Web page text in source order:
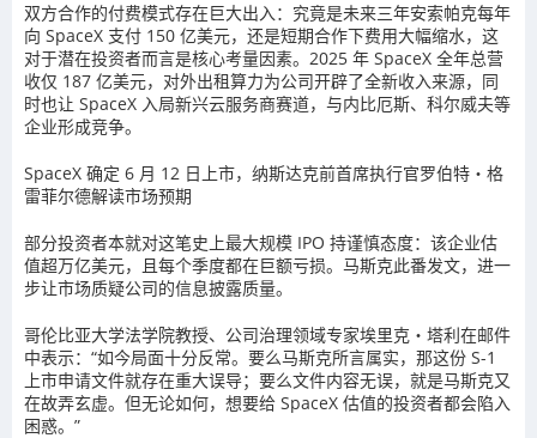
双方合作的付费模式存在巨大出入：究竟是未来三年安索帕克每年
向 SpaceX 支付 150 亿美元，还是短期合作下费用大幅缩水，这
对于潜在投资者而言是核心考量因素。2025 年 SpaceX 全年总营
收仅 187 亿美元，对外出租算力为公司开辟了全新收入来源，同
时也让 SpaceX 入局新兴云服务商赛道，与内比厄斯、科尔威夫等
企业形成竞争。
SpaceX 确定 6 月 12 日上市，纳斯达克前首席执行官罗伯特・格
雷菲尔德解读市场预期
部分投资者本就对这笔史上最大规模 IPO 持谨慎态度：该企业估
值超万亿美元，且每个季度都在巨额亏损。马斯克此番发文，进一
步让市场质疑公司的信息披露质量。
哥伦比亚大学法学院教授、公司治理领域专家埃里克・塔利在邮件
中表示：“如今局面十分反常。要么马斯克所言属实，那这份 S-1
上市申请文件就存在重大误导；要么文件内容无误，就是马斯克又
在故弄玄虚。但无论如何，想要给 SpaceX 估值的投资者都会陷入
困惑。”